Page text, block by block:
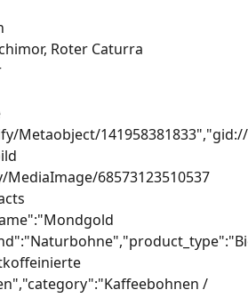
Roter Caturra
Metaobject/
68573123510537
/